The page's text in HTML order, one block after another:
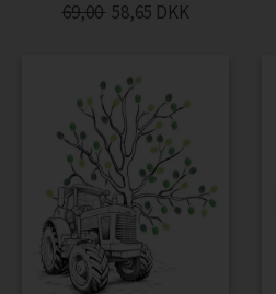
69,00 58,65 DKK